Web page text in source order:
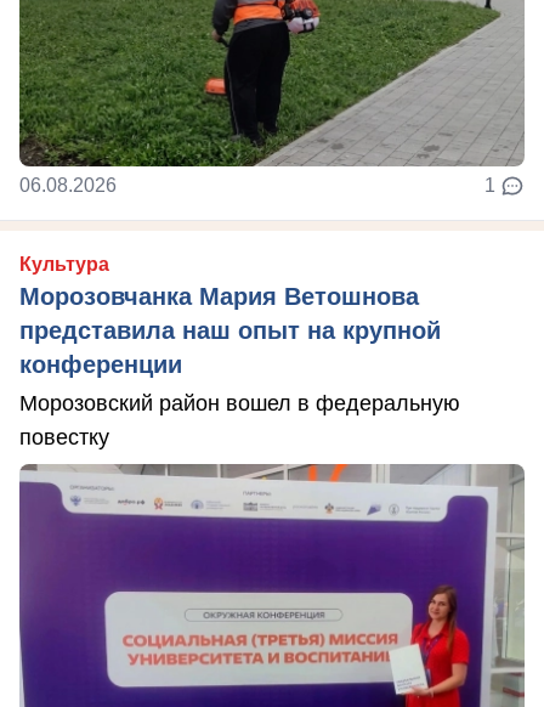
06.08.2026 1
Культура
Морозовчанка Мария Ветошнова
представила наш опыт на крупной
конференции
Морозовский район вошел в федеральную
повестку